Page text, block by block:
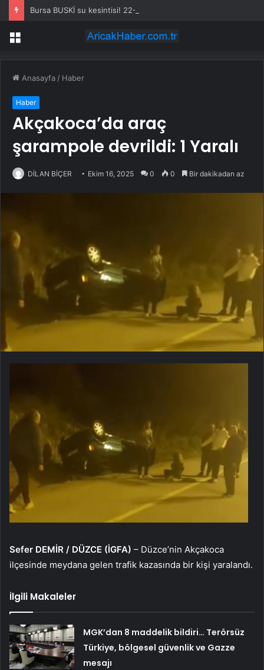
Menü
Anasayfa / Haber
Haber
Akçakoca’da araç
şarampole devrildi: 1 Yaralı
DİLAN BİÇER Ekim 16, 2025 0 0 Bir dakikadan az
Sefer DEMİR / DÜZCE (İGFA) – Düzce’nin Akçakoca
ilçesinde meydana gelen trafik kazasında bir kişi yaralandı.
İlgili Makaleler
MGK’dan 8 maddelik bildiri… Terörsüz
Türkiye, bölgesel güvenlik ve Gazze
mesajı